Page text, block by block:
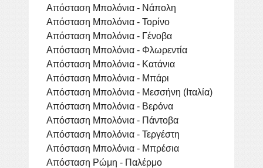
Απόσταση Μπολόνια - Νάπολη
Απόσταση Μπολόνια - Τορίνο
Απόσταση Μπολόνια - Γένοβα
Απόσταση Μπολόνια - Φλωρεντία
Απόσταση Μπολόνια - Κατάνια
Απόσταση Μπολόνια - Μπάρι
Απόσταση Μπολόνια - Μεσσήνη (Ιταλία)
Απόσταση Μπολόνια - Βερόνα
Απόσταση Μπολόνια - Πάντοβα
Απόσταση Μπολόνια - Τεργέστη
Απόσταση Μπολόνια - Μπρέσια
Απόσταση Ρώμη - Παλέρμο